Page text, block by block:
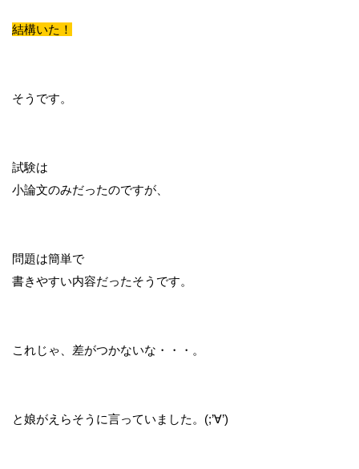
結構いた！
そうです。
試験は
小論文のみだったのですが、
問題は簡単で
書きやすい内容だったそうです。
これじゃ、差がつかないな・・・。
と娘がえらそうに言っていました。(;’∀’)